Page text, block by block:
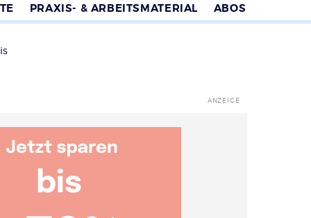
PRAXIS- & ARBEITSMATERIAL ABOS